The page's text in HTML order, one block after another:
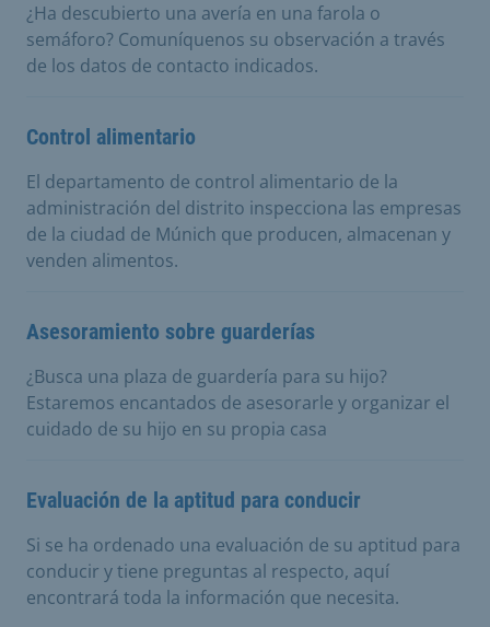
¿Ha descubierto una avería en una farola o
semáforo? Comuníquenos su observación a través
de los datos de contacto indicados.
Control alimentario
El departamento de control alimentario de la
administración del distrito inspecciona las empresas
de la ciudad de Múnich que producen, almacenan y
venden alimentos.
Asesoramiento sobre guarderías
¿Busca una plaza de guardería para su hijo?
Estaremos encantados de asesorarle y organizar el
cuidado de su hijo en su propia casa
Evaluación de la aptitud para conducir
Si se ha ordenado una evaluación de su aptitud para
conducir y tiene preguntas al respecto, aquí
encontrará toda la información que necesita.